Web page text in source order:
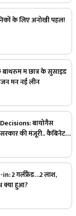
के लिए अनोखी पहल!
म छात्र के सुसाइड
मन नई लीन
बायोगैस
की मंजूरी.. कैबिनेट
होगा खर्च
2 गर्लफ्रैंड…2 लाश,
क्या हुआ?